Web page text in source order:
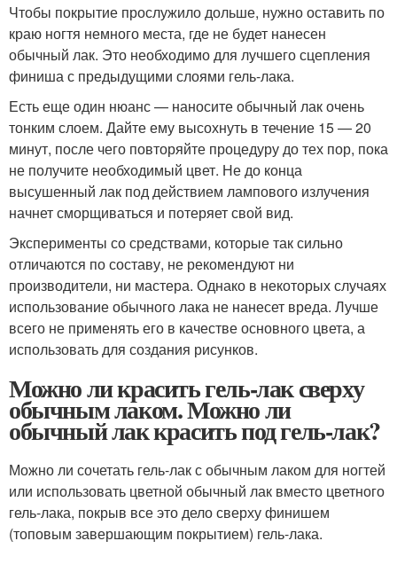
Чтобы покрытие прослужило дольше, нужно оставить по
краю ногтя немного места, где не будет нанесен
обычный лак. Это необходимо для лучшего сцепления
финиша с предыдущими слоями гель-лака.
Есть еще один нюанс — наносите обычный лак очень
тонким слоем. Дайте ему высохнуть в течение 15 — 20
минут, после чего повторяйте процедуру до тех пор, пока
не получите необходимый цвет. Не до конца
высушенный лак под действием лампового излучения
начнет сморщиваться и потеряет свой вид.
Эксперименты со средствами, которые так сильно
отличаются по составу, не рекомендуют ни
производители, ни мастера. Однако в некоторых случаях
использование обычного лака не нанесет вреда. Лучше
всего не применять его в качестве основного цвета, а
использовать для создания рисунков.
Можно ли красить гель-лак сверху
обычным лаком. Можно ли
обычный лак красить под гель-лак?
Можно ли сочетать гель-лак с обычным лаком для ногтей
или использовать цветной обычный лак вместо цветного
гель-лака, покрыв все это дело сверху финишем
(топовым завершающим покрытием) гель-лака.